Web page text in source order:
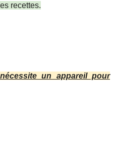
recettes.
un appareil pour